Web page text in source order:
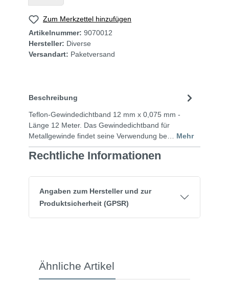
Zum Merkzettel hinzufügen
Artikelnummer: 9070012
Hersteller: Diverse
Versandart: Paketversand
Beschreibung
Teflon-Gewindedichtband 12 mm x 0,075 mm -
Länge 12 Meter. Das Gewindedichtband für
Metallgewinde findet seine Verwendung be… Mehr
Rechtliche Informationen
Angaben zum Hersteller und zur
Produktsicherheit (GPSR)
Ähnliche Artikel